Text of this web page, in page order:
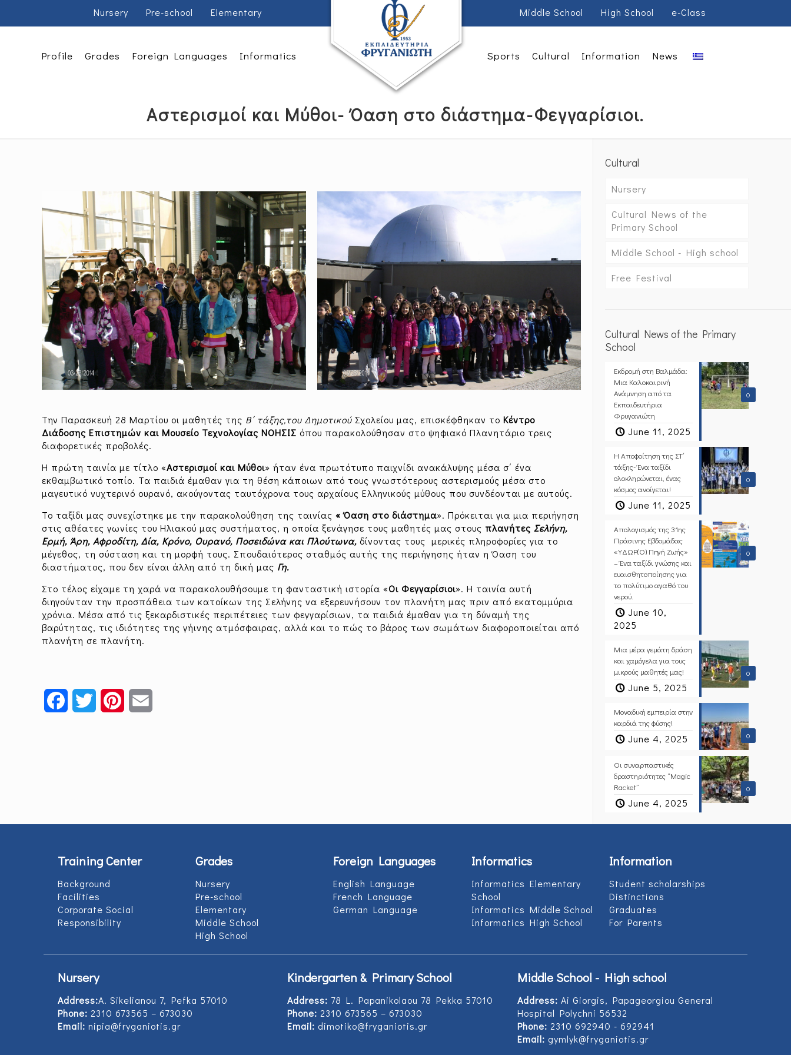
Nursery Pre-school Elementary Middle School High School e-Class
Profile Grades Foreign Languages Informatics Sports Cultural Information News
Αστερισμοί και Μύθοι- Όαση στο διάστημα-Φεγγαρίσιοι.
Την Παρασκευή 28 Μαρτίου οι μαθητές της Β΄ τάξης,του Δημοτικού Σχολείου μας, επισκέφθηκαν τοΚέντρο
Διάδοσης Επιστημών και Μουσείο Τεχνολογίας ΝΟΗΣΙΣ όπου παρακολούθησαν στο ψηφιακό Πλανητάριο τρεις
διαφορετικές προβολές.
Η πρώτη ταινία με τίτλο «Αστερισμοί και Μύθοι» ήταν ένα πρωτότυπο παιχνίδι ανακάλυψης μέσα σ΄ ένα
εκθαμβωτικό τοπίο. Τα παιδιά έμαθαν για τη θέση κάποιων από τους γνωστότερους αστερισμούς μέσα στο
μαγευτικό νυχτερινό ουρανό, ακούγοντας ταυτόχρονα τους αρχαίους Ελληνικούς μύθους που συνδέονται με αυτούς.
Το ταξίδι μας συνεχίστηκε με την παρακολούθηση της ταινίας« Όαση στο διάστημα». Πρόκειται για μια περιήγηση
στις αθέατες γωνίες του Ηλιακού μας συστήματος, η οποία ξενάγησε τους μαθητές μας στους πλανήτες Σελήνη,
Ερμή, Άρη, Αφροδίτη, Δία, Κρόνο, Ουρανό, Ποσειδώνα και Πλούτωνα, δίνοντας τους μερικές πληροφορίες για το
μέγεθος, τη σύσταση και τη μορφή τους. Σπουδαιότερος σταθμός αυτής της περιήγησης ήταν η Όαση του
διαστήματος, που δεν είναι άλλη από τη δική μας Γη.
Στο τέλος είχαμε τη χαρά να παρακολουθήσουμε τη φανταστική ιστορία «Οι Φεγγαρίσιοι». Η ταινία αυτή
διηγούνταν την προσπάθεια των κατοίκων της Σελήνης να εξερευνήσουν τον πλανήτη μας πριν από εκατομμύρια
χρόνια. Μέσα από τις ξεκαρδιστικές περιπέτειες των φεγγαρίσιων, τα παιδιά έμαθαν για τη δύναμή της
βαρύτητας, τις ιδιότητες της γήινης ατμόσφαιρας, αλλά και το πώς το βάρος των σωμάτων διαφοροποιείται από
πλανήτη σε πλανήτη.
FacebookTwitter Pinterest
Cultural
Nursery
Cultural News of the
Primary School
Middle School - High school
Free Festival
Cultural News of the Primary
School
0
Εκδρομή στη Βαλμάδα:
Μια Καλοκαιρινή
Ανάμνηση από τα
Εκπαιδευτήρια
Φρυγανιώτη
June 11, 2025
0
Η Αποφοίτηση της ΣΤ΄
τάξης- Ένα ταξίδι
ολοκληρώνεται, ένας
κόσμος ανοίγεται!
June 11, 2025
0
Απολογισμός της 31ης
Πράσινης Εβδομάδας
«ΥΔΩΡ(Ο) Πηγή Ζωής»
– Ένα ταξίδι γνώσης και
ευαισθητοποίησης για
το πολύτιμο αγαθό του
νερού.
June 10,
2025
0
Μια μέρα γεμάτη δράση
και χαμόγελα για τους
μικρούς μαθητές μας!
June 5, 2025
0
Μοναδική εμπειρία στην
καρδιά της φύσης!
June 4, 2025
0
Οι συναρπαστικές
δραστηριότητες “Magic
Racket”
June 4, 2025
Training Center
Background
Facilities
Corporate Social
Responsibility
Grades
Nursery
Pre-school
Elementary
Middle School
High School
Foreign Languages
English Language
French Language
German Language
Informatics
Informatics Elementary
School
Informatics Middle School
Informatics High School
Information
Student scholarships
Distinctions
Graduates
For Parents
Nursery
Address:Α. Sikelianou 7, Pefka 57010
Phone: 2310 673565 – 673030
Email: nipia@fryganiotis.gr
Kindergarten & Primary School
Address: 78 L. Papanikolaou 78 Pekka 57010
Phone: 2310 673565 – 673030
Email: dimotiko@fryganiotis.gr
Middle School - High school
Address: Ai Giorgis, Papageorgiou General
Hospital Polychni 56532
Phone: 2310 692940 - 692941
Email: gymlyk@fryganiotis.gr